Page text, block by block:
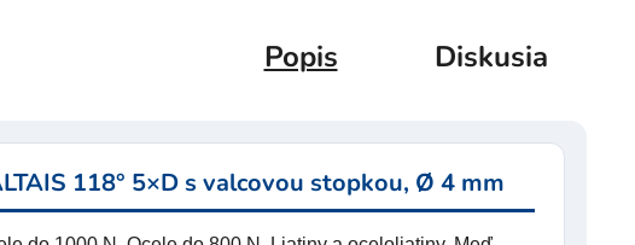
Popis Diskusia
118° 5×D s valcovou stopkou, Ø 4 mm